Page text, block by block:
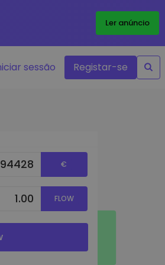
Ler anúncio
sessão Registar-se
€
FLOW